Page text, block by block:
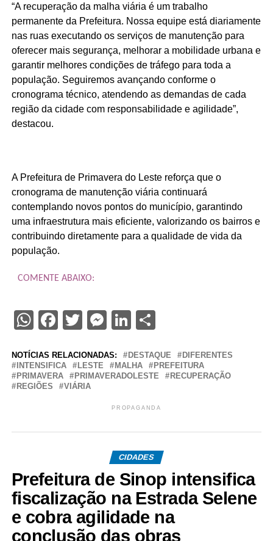
“A recuperação da malha viária é um trabalho
permanente da Prefeitura. Nossa equipe está diariamente
nas ruas executando os serviços de manutenção para
oferecer mais segurança, melhorar a mobilidade urbana e
garantir melhores condições de tráfego para toda a
população. Seguiremos avançando conforme o
cronograma técnico, atendendo as demandas de cada
região da cidade com responsabilidade e agilidade”,
destacou.
A Prefeitura de Primavera do Leste reforça que o
cronograma de manutenção viária continuará
contemplando novos pontos do município, garantindo
uma infraestrutura mais eficiente, valorizando os bairros e
contribuindo diretamente para a qualidade de vida da
população.
COMENTE ABAIXO:
WhatsApp
Facebook
Twitter
Messenger
LinkedIn
Share
NOTÍCIAS RELACIONADAS: DESTAQUE
DIFERENTES
INTENSIFICA
LESTE MALHA
PREFEITURA
PRIMAVERA
PRIMAVERADOLESTE
RECUPERAÇÃO
REGIÕES
VIÁRIA
PROPAGANDA
CIDADES
Prefeitura de Sinop intensifica
fiscalização na Estrada Selene
e cobra agilidade na
conclusão das obras